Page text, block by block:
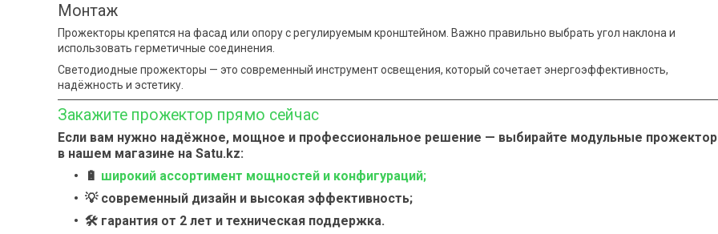
Монтаж
Прожекторы крепятся на фасад или опору с регулируемым кронштейном. Важно правильно выбрать угол наклона и
использовать герметичные соединения.
Светодиодные прожекторы — это современный инструмент освещения, который сочетает энергоэффективность,
надёжность и эстетику.
Закажите прожектор прямо сейчас
Если вам нужно надёжное, мощное и профессиональное решение — выбирайте модульные
в нашем магазине на Satu.kz:
🔋 широкий ассортимент мощностей и конфигураций;
💡 современный дизайн и высокая эффективность;
🛠 гарантия от 2 лет и техническая поддержка.